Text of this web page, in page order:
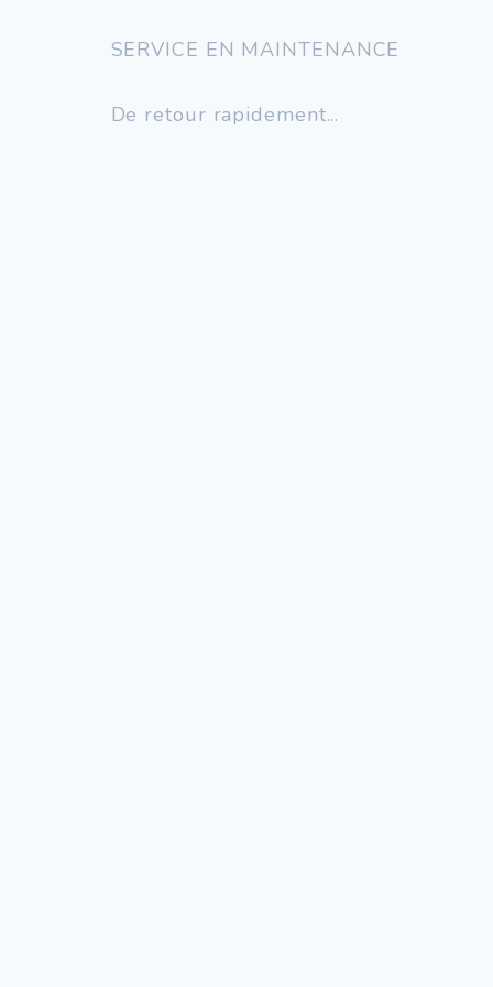
SERVICE EN MAINTENANCE
De retour rapidement...